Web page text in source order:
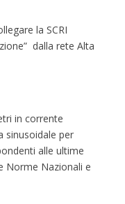
la SCRI
dalla rete Alta
in corrente
sinusoidale per
alle ultime
Norme Nazionali e